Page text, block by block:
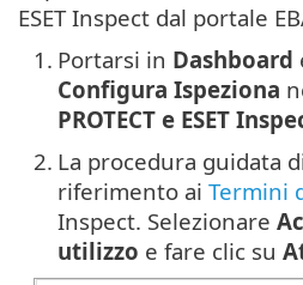
ESET Inspect dal portale
1. Portarsi in Dashboard
Configura Ispeziona
PROTECT e ESET
2. La procedura guidata
riferimento ai Termini
Inspect. Selezionare
utilizzo e fare clic su